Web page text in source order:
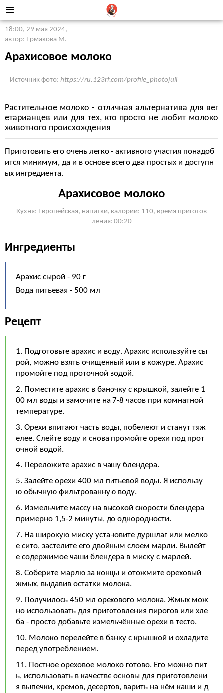
18:00, 29 мая 2024,
автор: Ермакова М.
Арахисовое молоко
Источник фото: https://ru.123rf.com/profile_photojuli
Растительное молоко - отличная альтернатива для вег
етарианцев или для тех, кто просто не любит молоко
животного происхождения
Приготовить его очень легко - активного участия понадоб
ится минимум, да и в основе всего два простых и доступн
ых ингредиента.
Арахисовое молоко
Кухня: Европейская, напитки, калории: 110, время приготов
ления: 00:20
Ингредиенты
Арахис сырой - 90 г
Вода питьевая - 500 мл
Рецепт
1. Подготовьте арахис и воду. Арахис используйте сы
рой, можно взять очищенный или в кожуре. Арахис
промойте под проточной водой.
2. Поместите арахис в баночку с крышкой, залейте 1
00 мл воды и замочите на 7-8 часов при комнатной
температуре.
3. Орехи впитают часть воды, побелеют и станут тяж
елее. Слейте воду и снова промойте орехи под прот
очной водой.
4. Переложите арахис в чашу блендера.
5. Залейте орехи 400 мл питьевой воды. Я использу
ю обычную фильтрованную воду.
6. Измельчите массу на высокой скорости блендера
примерно 1,5-2 минуты, до однородности.
7. На широкую миску установите дуршлаг или мелко
е сито, застелите его двойным слоем марли. Вылейт
е содержимое чаши блендера в миску с марлей.
8. Соберите марлю за концы и отожмите ореховый
жмых, выдавив остатки молока.
9. Получилось 450 мл орехового молока. Жмых мож
но использовать для приготовления пирогов или хле
ба - просто добавьте измельчённые орехи в тесто.
10. Молоко перелейте в банку с крышкой и охладите
перед употреблением.
11. Постное ореховое молоко готово. Его можно пит
ь, использовать в качестве основы для приготовлени
я выпечки, кремов, десертов, варить на нём каши и д